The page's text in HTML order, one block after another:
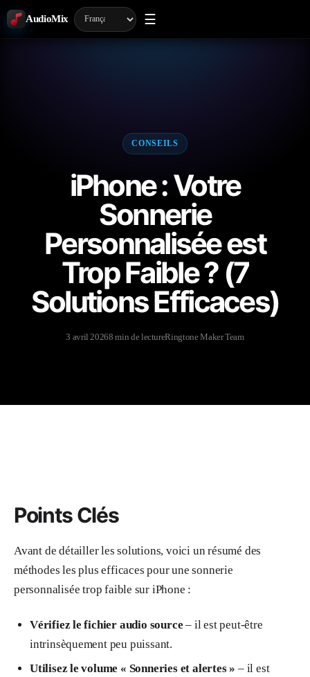
AudioMix ☰
CONSEILS
iPhone : Votre
Sonnerie
Personnalisée est
Trop Faible ? (7
Solutions Efficaces)
3 avril 20268 min de lectureRingtone Maker Team
Points Clés
Avant de détailler les solutions, voici un résumé des
méthodes les plus efficaces pour une sonnerie
personnalisée trop faible sur iPhone :
Vérifiez le fichier audio source – il est peut-être
intrinsèquement peu puissant.
Utilisez le volume « Sonneries et alertes » – il est